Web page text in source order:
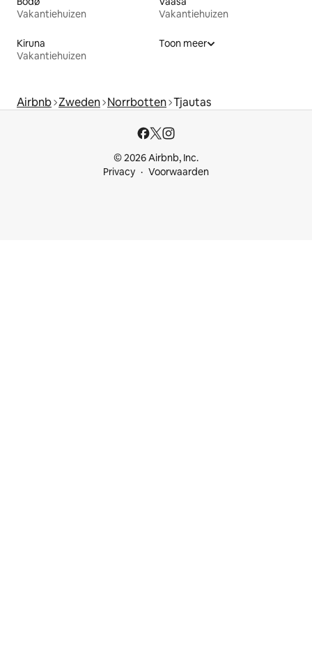
Vakantiehuizen
Vakantiehuizen
Kiruna
Vakantiehuizen
Toon meer
Airbnb Zweden Norrbotten Tjautas
© 2026 Airbnb, Inc.
Privacy
Voorwaarden